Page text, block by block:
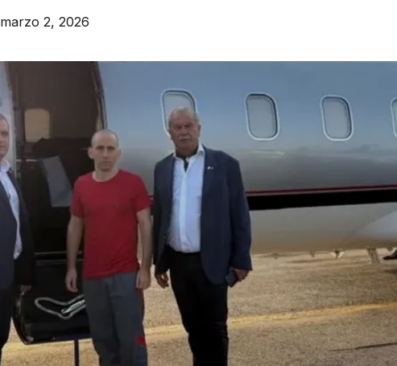
marzo 2, 2026